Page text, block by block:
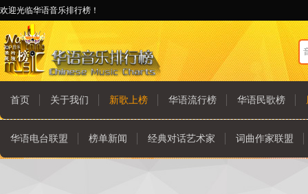
欢迎光临华语音乐排行榜！
首页 关于我们 新歌上榜 华语流行榜 华语民歌榜
华语电台联盟 榜单新闻 经典对话艺术家 词曲作家联盟